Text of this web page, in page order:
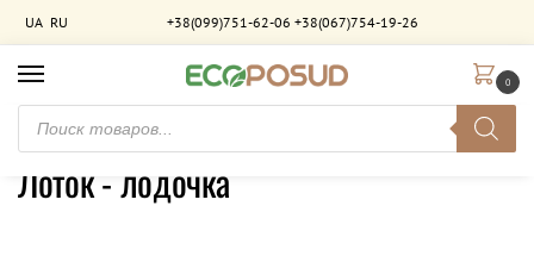
UA RU +38(099)751-62-06 +38(067)754-19-26
0
Главная / Упаковка для фастфуда
Лоток - лодочка